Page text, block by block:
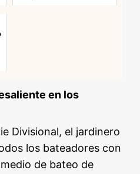
en los
Divisional, el jardinero
los bateadores con
de bateo de